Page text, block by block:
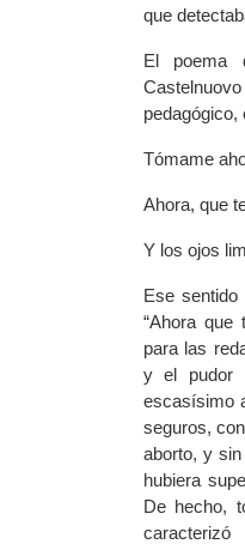
que
El poema
pedagógico,
Tómame
Ahora, que
Y los ojos
Ese
“Ahora que
para las
y el pudor
escasísimo
seguros,
aborto, y
hubiera
De hecho,